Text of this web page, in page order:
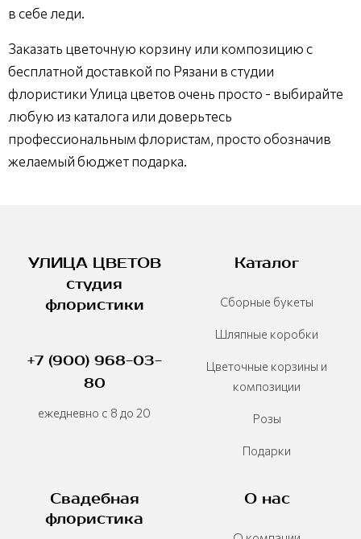
в себе леди.
Заказать цветочную корзину или композицию с
бесплатной доставкой по Рязани в студии
флористики Улица цветов очень просто - выбирайте
любую из каталога или доверьтесь
профессиональным флористам, просто обозначив
желаемый бюджет подарка.
УЛИЦА ЦВЕТОВ
студия
флористики
+7 (900) 968-03-
80
ежедневно с 8 до 20
Каталог
Сборные букеты
Шляпные коробки
Цветочные корзины и
композиции
Розы
Подарки
Свадебная
флористика
О нас